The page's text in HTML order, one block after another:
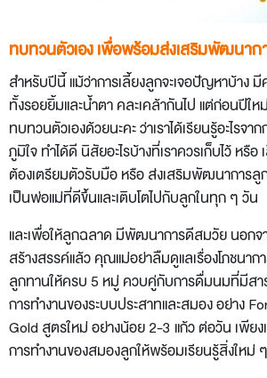
ทบทวนตัวเอง เพื่อพร้อมส่งเสริมพัฒนา
สำหรับปีนี้ แม้ว่าการเลี้ยงลูกจะเจอปัญหาบ้าง
ทั้งรอยยิ้มและน้ำตา คละเคล้ากันไป แต่ก่อนปีใ
ทบทวนตัวเองด้วยนะคะ ว่าเราได้เรียนรู้อะไรจา
ภูมิใจ ทำได้ดี นิสัยอะไรบ้างที่เราควรเก็บไว้ หรือ
ต้องเตรียมตัวรับมือ หรือ ส่งเสริมพัฒนาการลู
เป็นพ่อแม่ที่ดีขึ้นและเติบโตไปกับลูกในทุก ๆ วัน
และเพื่อให้ลูกฉลาด มีพัฒนาการดีสมวัย นอกจา
สร้างสรรค์แล้ว คุณแม่อย่าลืมดูแลเรื่องโภชนาก
ลูกทานให้ครบ 5 หมู่ ควบคู่กับการดื่มนมที่มีสา
การทำงานของระบบประสาทและสมอง อย่าง
Gold สูตรใหม่ อย่างน้อย 2-3 แก้ว ต่อวัน เพียง
การทำงานของสมองลูกให้พร้อมเรียนรู้สิ่งใหม่